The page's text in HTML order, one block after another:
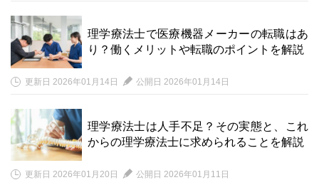
理学療法士で医療機器メーカーの転職はあ
り？働くメリットや転職のポイントを解説
更新日 2026年01月14日 公開日 2026年01月14日
理学療法士は人手不足？その実態と、これ
からの理学療法士に求められることを解説
更新日 2026年01月20日 公開日 2026年01月11日